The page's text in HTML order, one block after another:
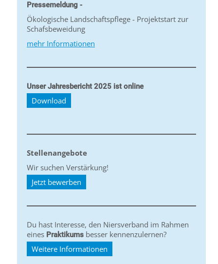
Pressemeldung -
Ökologische Landschaftspflege - Projektstart zur
Schafsbeweidung
mehr Informationen
Unser Jahresbericht 2025 ist online
Download
Stellenangebote
Wir suchen Verstärkung!
Jetzt bewerben
Du hast Interesse, den Niersverband im Rahmen
eines Praktikums besser kennenzulernen?
Weitere Informationen